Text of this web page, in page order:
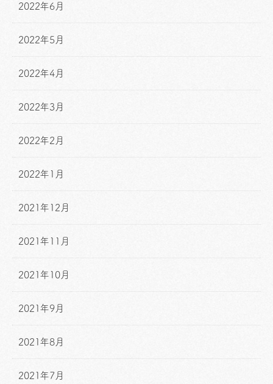
2022年6月
2022年5月
2022年4月
2022年3月
2022年2月
2022年1月
2021年12月
2021年11月
2021年10月
2021年9月
2021年8月
2021年7月